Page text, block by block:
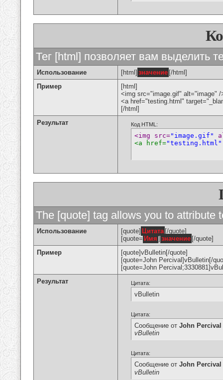
Тег [html] позволяет вам выделить
Использование [html] значение [/html]
Пример
[html]
<img src="image.gif" alt="image" /
<a href="testing.html"
[/html]
Результат
Код HTML:
<img src="image.gif"
<a href="testing.html"
The [quote] tag allows you to attribute
Использование [quote] Цитата [/quote]
[quote= Имя ] значение [/quote]
Пример
[quote]vBulletin[/quote]
[quote=John Percival]vBulletin[/
[quote=John
Результат
Цитата:
vBulletin
Цитата:
Сообщение от John Percival
vBulletin
Цитата:
Сообщение от John Percival
vBulletin